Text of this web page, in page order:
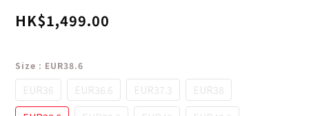
HK$1,499.00
Size : EUR38.6
EUR36 EUR36.6 EUR37.3
EUR38